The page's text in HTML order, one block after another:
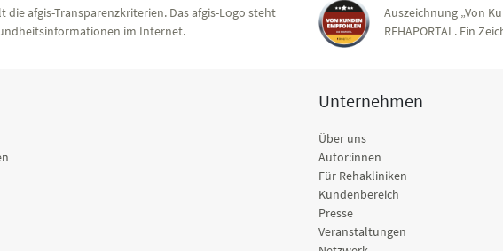
die afgis-Transparenzkriterien. Das afgis-Logo steht
im Internet.
Auszeichnung „Von
REHAPORTAL. Ein
Unternehmen
Über uns
Autor:innen
Für Rehakliniken
Kundenbereich
Presse
Veranstaltungen